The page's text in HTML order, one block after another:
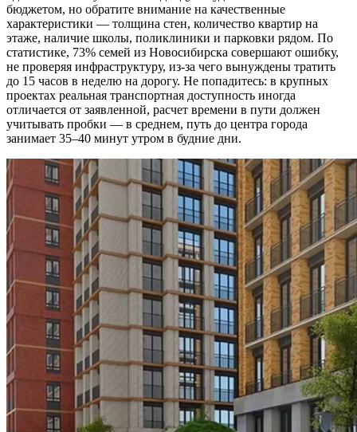
бюджетом, но обратите внимание на качественные
характеристики — толщина стен, количество квартир на
этаже, наличие школы, поликлиники и парковки рядом. По
статистике, 73% семей из Новосибирска совершают ошибку,
не проверяя инфраструктуру, из-за чего вынуждены тратить
до 15 часов в неделю на дорогу. Не попадитесь: в крупных
проектах реальная транспортная доступность иногда
отличается от заявленной, расчет времени в пути должен
учитывать пробки — в среднем, путь до центра города
занимает 35–40 минут утром в будние дни.